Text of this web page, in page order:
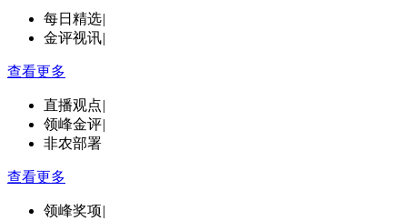
每日精选|
金评视讯|
查看更多
直播观点|
领峰金评|
非农部署
查看更多
领峰奖项|